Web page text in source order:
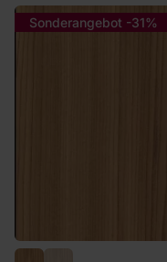
Sonderangebot -31%